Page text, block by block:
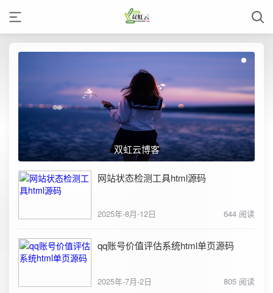
双虹云博客
网站状态检测工具html源码
2025年-8月-12日 644 阅读
qq账号价值评估系统html单页源码
2025年-7月-2日 805 阅读